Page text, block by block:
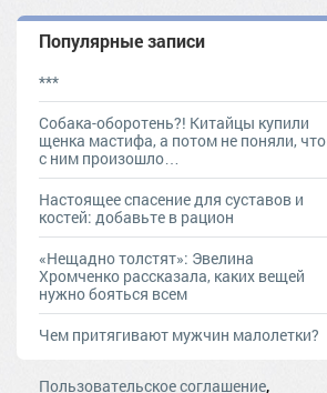
Популярные записи
***
Собака-оборотень?! Китайцы купили
щенка мастифа, а потом не поняли, что
с ним произошло…
Настоящее спасение для суставов и
костей: добавьте в рацион
«Нещадно толстят»: Эвелина
Хромченко рассказала, каких вещей
нужно бояться всем
Чем притягивают мужчин малолетки?
Пользовательское соглашение,